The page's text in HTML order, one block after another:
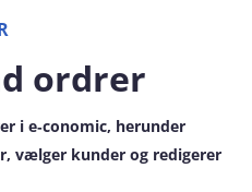
ordrer
i e‑conomic, herunder
vælger kunder og redigerer